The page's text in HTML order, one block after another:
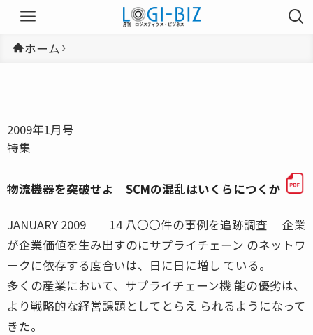
ホーム
2009年1月号
特集
物流機器を突破せよ SCMの混乱はいくらにつくか
JANUARY 2009 14 八〇〇件の事例を追跡調査 企業
が企業価値を生み出すのにサプライチェーン のネットワ
ークに依存する度合いは、日に日に増し ている。
多くの産業において、サプライチェーン機 能の優劣は、
より戦略的な経営課題としてとらえ られるようになって
きた。